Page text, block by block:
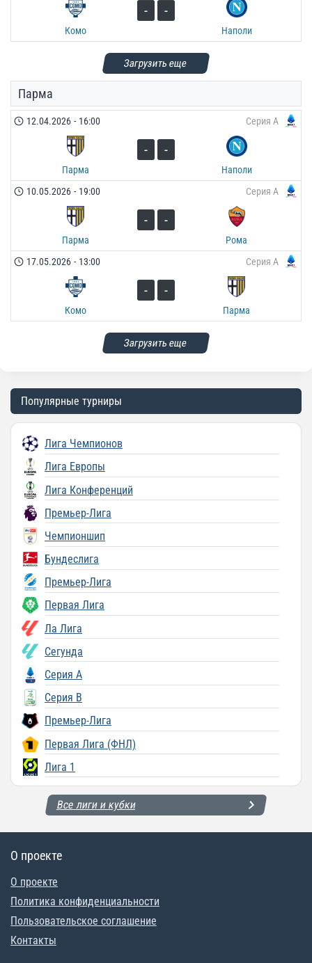
Комо
- -
Наполи
Загрузить еще
Парма
Серия А
12.04.2026 - 16:00
Парма
- -
Наполи
Серия А
10.05.2026 - 19:00
Парма
- -
Рома
Серия А
17.05.2026 - 13:00
Комо
- -
Парма
Загрузить еще
Популярные турниры
Лига Чемпионов
Лига Европы
Лига Конференций
Премьер-Лига
Чемпионшип
Бундеслига
Премьер-Лига
Первая Лига
Ла Лига
Сегунда
Серия A
Серия B
Премьер-Лига
Первая Лига (ФНЛ)
Лига 1
Все лиги и кубки
О проекте
О проекте
Политика конфиденциальности
Пользовательское соглашение
Контакты